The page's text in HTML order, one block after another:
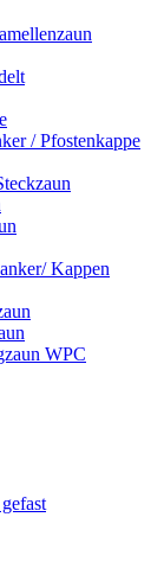
/ Pfostenkappe
Kappen
WPC